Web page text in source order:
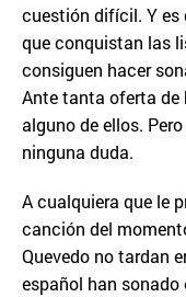
cuestión difícil. Y es
que conquistan las
consiguen hacer
Ante tanta oferta de
alguno de ellos.
ninguna duda.
A cualquiera que le
canción del
Quevedo no tardan
español han